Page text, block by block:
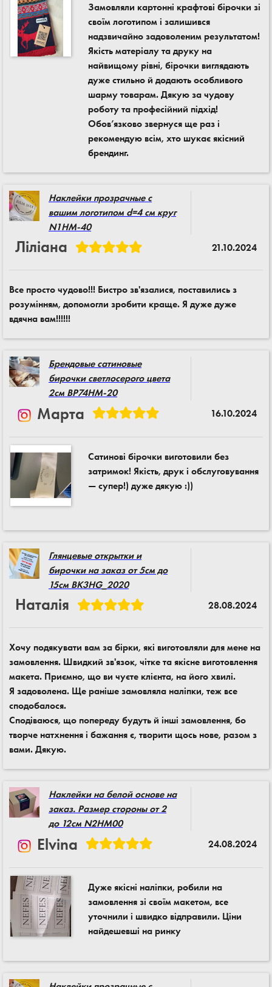
Замовляли картонні крафтові бірочки зі
своїм логотипом і залишився
надзвичайно задоволеним результатом!
Якість матеріалу та друку на
найвищому рівні, бірочки виглядають
дуже стильно й додають особливого
шарму товарам. Дякую за чудову
роботу та професійний підхід!
Обов’язково звернуся ще раз і
рекомендую всім, хто шукає якісний
брендинг.
Наклейки прозрачные с
вашим логотипом d=4 см круг
N1HM-40
Ліліана 21.10.2024
Все просто чудово!!! Бистро зв'язалися, поставились з
розумінням, допомогли зробити краще. Я дуже дуже
вдячна вам!!!!!!
Брендовые сатиновые
бирочки светлосерого цвета
2см BP74HM-20
Марта 16.10.2024
Сатинові бірочки виготовили без
затримок! Якість, друк і обслуговування
— супер!) дуже дякую :))
Глянцевые открытки и
бирочки на заказ от 5см до
15см BK3HG_2020
Наталія 28.08.2024
Хочу подякувати вам за бірки, які виготовляли для мене на
замовлення. Швидкий зв'язок, чітке та якісне виготовлення
макета. Приємно, що ви чуєте клієнта, на його хвилі.
Я задоволена. Ще раніше замовляла наліпки, теж все
сподобалося.
Сподіваюся, що попереду будуть й інші замовлення, бо
творче натхнення і бажання є, творити щось нове, разом з
вами. Дякую.
Наклейки на белой основе на
заказ. Размер стороны от 2
до 12см N2HM00
Elvina 24.08.2024
Дуже якісні наліпки, робили на
замовлення зі своїм макетом, все
уточнили і швидко відправили. Ціни
найдешевші на ринку